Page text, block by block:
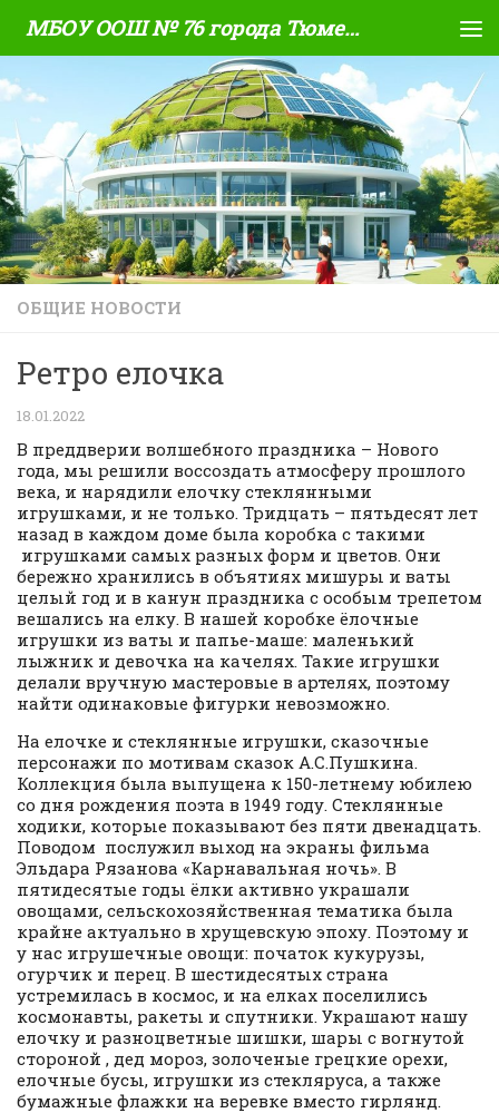
Skip to content МБОУ ООШ № 76 города Тюмени
ОБЩИЕ НОВОСТИ
Ретро елочка
18.01.2022
В преддверии волшебного праздника – Нового
года, мы решили воссоздать атмосферу прошлого
века, и нарядили елочку стеклянными
игрушками, и не только. Тридцать – пятьдесят лет
назад в каждом доме была коробка с такими
игрушками самых разных форм и цветов. Они
бережно хранились в объятиях мишуры и ваты
целый год и в канун праздника с особым трепетом
вешались на елку. В нашей коробке ёлочные
игрушки из ваты и папье-маше: маленький
лыжник и девочка на качелях. Такие игрушки
делали вручную мастеровые в артелях, поэтому
найти одинаковые фигурки невозможно.
На елочке и стеклянные игрушки, сказочные
персонажи по мотивам сказок А.С.Пушкина.
Коллекция была выпущена к 150-летнему юбилею
со дня рождения поэта в 1949 году. Стеклянные
ходики, которые показывают без пяти двенадцать.
Поводом послужил выход на экраны фильма
Эльдара Рязанова «Карнавальная ночь». В
пятидесятые годы ёлки активно украшали
овощами, сельскохозяйственная тематика была
крайне актуально в хрущевскую эпоху. Поэтому и
у нас игрушечные овощи: початок кукурузы,
огурчик и перец. В шестидесятых страна
устремилась в космос, и на елках поселились
космонавты, ракеты и спутники. Украшают нашу
елочку и разноцветные шишки, шары с вогнутой
стороной , дед мороз, золоченые грецкие орехи,
елочные бусы, игрушки из стекляруса, а также
бумажные флажки на веревке вместо гирлянд.